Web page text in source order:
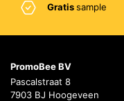
Gratissample
PromoBee BV
Pascalstraat 8
7903 BJ Hoogeveen